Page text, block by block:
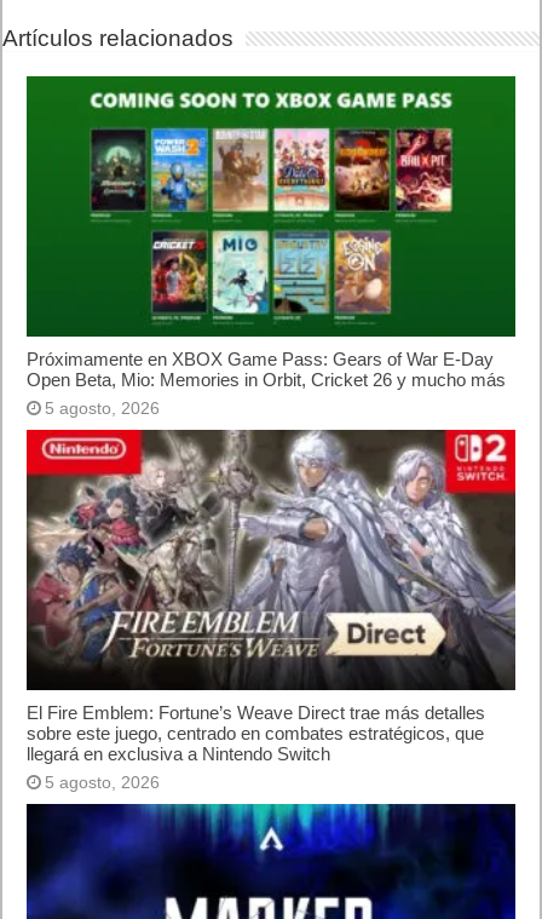
Artículos relacionados
Próximamente en XBOX Game Pass: Gears of War E-Day
Open Beta, Mio: Memories in Orbit, Cricket 26 y mucho más
5 agosto, 2026
El Fire Emblem: Fortune’s Weave Direct trae más detalles
sobre este juego, centrado en combates estratégicos, que
llegará en exclusiva a Nintendo Switch
5 agosto, 2026